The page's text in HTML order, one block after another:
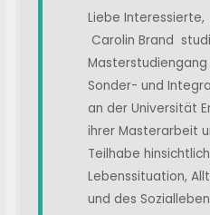
wie zuvor. Und wenn nicht,
Versuch wert, oder?
Erste Impfung mit BioNTech kein
problematische Impfung mit
Myokardiale Reaktion und starke
Grippe-/Erkältungssymtome am
Massive Herzrhythmusstörungen,
massive Erhöhung TPO
weitere Beschwerden.
Liebe Interessierte,
Carolin Brand
Masterstudiengang
Sonder- und
an der Universität
ihrer Masterarbeit
Teilhabe
Lebenssituation,
und des